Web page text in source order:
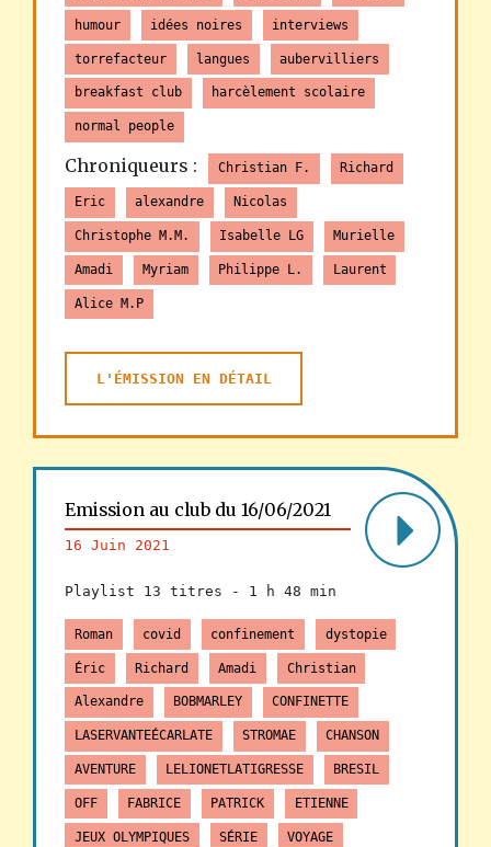
humour idées noires interviews
torrefacteur langues aubervilliers
breakfast club harcèlement scolaire
normal people
Chroniqueurs : Christian F. Richard
Eric alexandre Nicolas
Christophe M.M. Isabelle LG Murielle
Amadi Myriam Philippe L. Laurent
Alice M.P
L'ÉMISSION EN DÉTAIL
Emission au club du 16/06/2021
16 Juin 2021
Playlist 13 titres - 1 h 48 min
Roman covid confinement dystopie
Éric Richard Amadi Christian
Alexandre BOBMARLEY CONFINETTE
LASERVANTEÉCARLATE STROMAE CHANSON
AVENTURE LELIONETLATIGRESSE BRESIL
OFF FABRICE PATRICK ETIENNE
JEUX OLYMPIQUES SÉRIE VOYAGE